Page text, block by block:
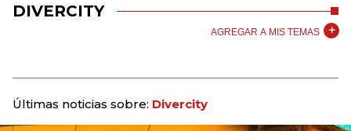
DIVERCITY
AGREGAR A MIS TEMAS
Últimas noticias sobre: Divercity